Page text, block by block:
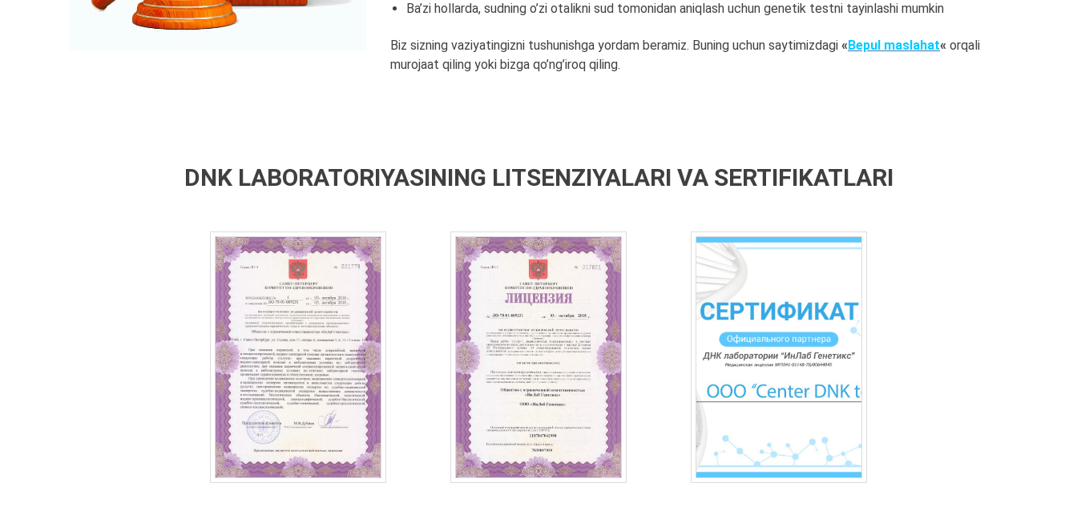
Ba’zi hollarda, sudning o’zi otalikni sud tomonidan aniqlash uchun genetik testni tayinlashi mumkin
Biz sizning vaziyatingizni tushunishga yordam beramiz. Buning uchun saytimizdagi «Bepul maslahat« orqali
murojaat qiling yoki bizga qo’ng’iroq qiling.
DNK LABORATORIYASINING LITSENZIYALARI VA SERTIFIKATLARI